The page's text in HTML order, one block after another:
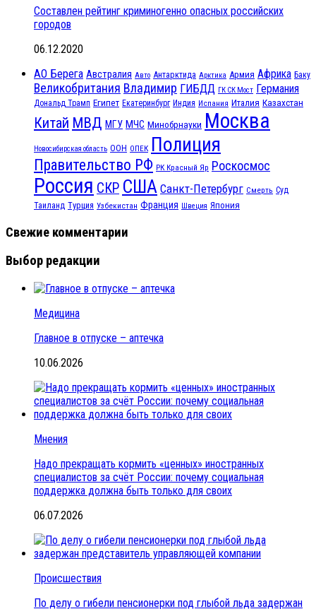
Составлен рейтинг криминогенно опасных российских
городов
06.12.2020
АО Берега Австралия Авто Антарктида Арктика Армия Африка Баку
Великобритания Владимир ГИБДД ГК СК Мост Германия
Дональд Трамп Египет Екатеринбург Индия Испания Италия Казахстан
Китай МВД МГУ МЧС Минобрнауки Москва
Новосибирская область ООН ОПЕК Полиция
Правительство РФ РК Красный Яр Роскосмос
Россия СКР США Санкт-Петербург Смерть Суд
Таиланд Турция Узбекистан Франция Швеция Япония
Свежие комментарии
Выбор редакции
Медицина
Главное в отпуске – аптечка
10.06.2026
Мнения
Надо прекращать кормить «ценных» иностранных
специалистов за счёт России: почему социальная
поддержка должна быть только для своих
06.07.2026
Происшествия
По делу о гибели пенсионерки под глыбой льда задержан